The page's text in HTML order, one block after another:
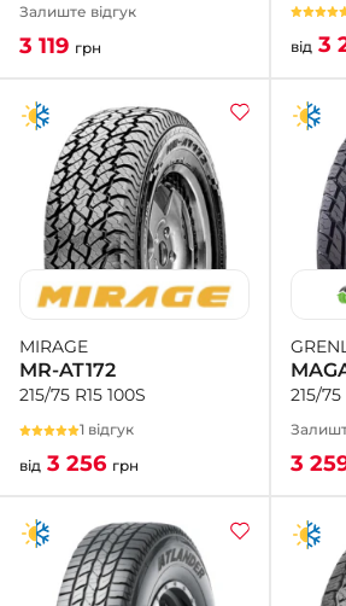
Залиште відгук
3 119 грн
від 3
MIRAGE
MR-AT172
215/75 R15 100S
1 відгук
від 3 256 грн
215/
3